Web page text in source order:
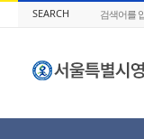
SEARCH